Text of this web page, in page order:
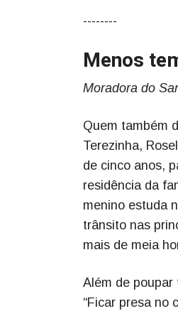
--------
Menos
Moradora do
Quem também
Terezinha,
de cinco anos,
residência da
menino estuda
trânsito nas
mais de meia
Além de
“Ficar presa no